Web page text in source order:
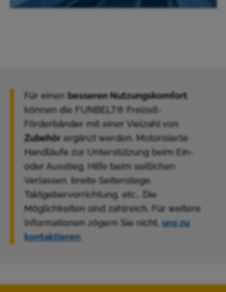
Für einen besseren Nutzungskomfort
können die FUNBELT® Freizeit-
Förderbänder mit einer Vielzahl von
Zubehör ergänzt werden. Motorisierte
Handläufe zur Unterstützung beim Ein-
oder Ausstieg, Hilfe beim seitlichen
Verlassen, breite Seitenstege,
Taktgebervorrichtung, etc… Die
Möglichkeiten sind zahlreich. Für weitere
Informationen zögern Sie nicht,uns zu
kontaktieren.